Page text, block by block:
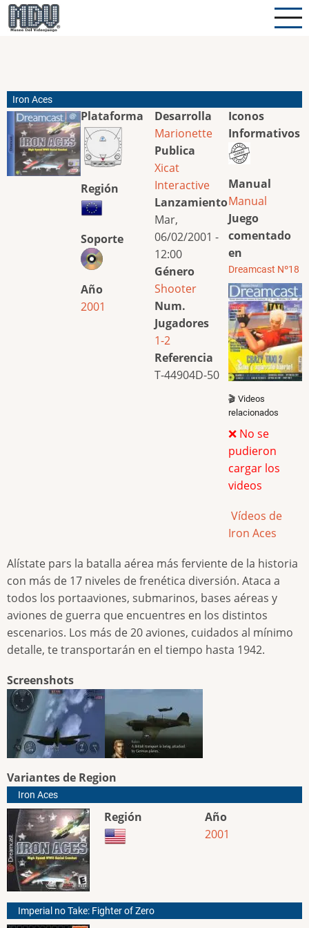
Pasar
al
Iron Aces
Plataforma
Región
Soporte
Año
2001
Desarrolla
Marionette
Publica
Xicat
Interactive
Lanzamiento
Mar,
06/02/2001 -
12:00
Género
Shooter
Num.
Jugadores
1-2
Referencia
T-44904D-50
Iconos
Informativos
Manual
Manual
Juego
comentado
en
Dreamcast Nº18
🎬 Videos
relacionados
❌ No se
pudieron
cargar los
videos
Vídeos de
Iron Aces
Alístate pars la batalla aérea más ferviente de la historia
con más de 17 niveles de frenética diversión. Ataca a
todos los portaaviones, submarinos, bases aéreas y
aviones de guerra que encuentres en los distintos
escenarios. Los más de 20 aviones, cuidados al mínimo
detalle, te transportarán en el tiempo hasta 1942.
Screenshots
Variantes de Region
Iron Aces
Región
Año
2001
Imperial no Take: Fighter of Zero